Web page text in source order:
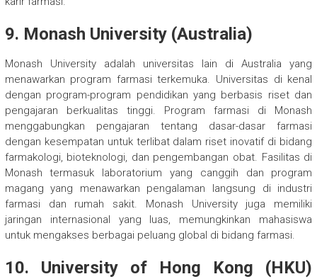
9. Monash University (Australia)
Monash University adalah universitas lain di Australia yang
menawarkan program farmasi terkemuka. Universitas di kenal
dengan program-program pendidikan yang berbasis riset dan
pengajaran berkualitas tinggi. Program farmasi di Monash
menggabungkan pengajaran tentang dasar-dasar farmasi
dengan kesempatan untuk terlibat dalam riset inovatif di bidang
farmakologi, bioteknologi, dan pengembangan obat. Fasilitas di
Monash termasuk laboratorium yang canggih dan program
magang yang menawarkan pengalaman langsung di industri
farmasi dan rumah sakit. Monash University juga memiliki
jaringan internasional yang luas, memungkinkan mahasiswa
untuk mengakses berbagai peluang global di bidang farmasi.
10. University of Hong Kong (HKU)